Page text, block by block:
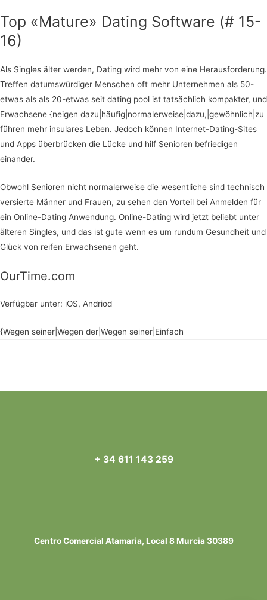
Top «Mature» Dating Software (# 15-
16)
Als Singles älter werden, Dating wird mehr von eine Herausforderung.
Treffen datumswürdiger Menschen oft mehr Unternehmen als 50-
etwas als als 20-etwas seit dating pool ist tatsächlich kompakter, und
Erwachsene {neigen dazu|häufig|normalerweise|dazu,|gewöhnlich|zu
führen mehr insulares Leben. Jedoch können Internet-Dating-Sites
und Apps überbrücken die Lücke und hilf Senioren befriedigen
einander.
Obwohl Senioren nicht normalerweise die wesentliche sind technisch
versierte Männer und Frauen, zu sehen den Vorteil bei Anmelden für
ein Online-Dating Anwendung. Online-Dating wird jetzt beliebt unter
älteren Singles, und das ist gute wenn es um rundum Gesundheit und
Glück von reifen Erwachsenen geht.
OurTime.com
Verfügbar unter: iOS, Andriod
{Wegen seiner|Wegen der|Wegen seiner|Einfach
+ 34 611 143 259
Centro Comercial Atamaria, Local 8 Murcia 30389